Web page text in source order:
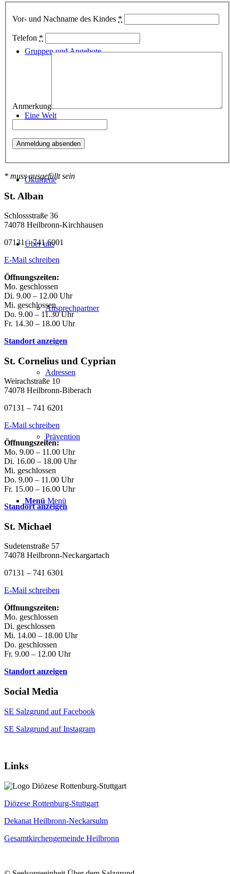
Gruppen und Angebote
Eine Welt
Ökumene
Über uns
Ansprechpartner
Adressen
Prävention
Menü Menü
Vor- und Nachname des Kindes *
Telefon *
Anmerkung
* muss ausgefüllt sein
St. Alban
Schlossstraße 36
74078 Heilbronn-Kirchhausen
07131 – 741 6001
E-Mail schreiben
Öffnungszeiten:
Mo. geschlossen
Di. 9.00 – 12.00 Uhr
Mi. geschlossen
Do. 9.00 – 11.30 Uhr
Fr. 14.30 – 18.00 Uhr
Standort anzeigen
St. Cornelius und Cyprian
Weirachstraße 10
74078 Heilbronn-Biberach
07131 – 741 6201
E-Mail schreiben
Öffnungszeiten:
Mo. 9.00 – 11.00 Uhr
Di. 16.00 – 18.00 Uhr
Mi. geschlossen
Do. 9.00 – 11.00 Uhr
Fr. 15.00 – 16.00 Uhr
Standort anzeigen
St. Michael
Sudetenstraße 57
74078 Heilbronn-Neckargartach
07131 – 741 6301
E-Mail schreiben
Öffnungszeiten:
Mo. geschlossen
Di. geschlossen
Mi. 14.00 – 18.00 Uhr
Do. geschlossen
Fr. 9.00 – 12.00 Uhr
Standort anzeigen
Social Media
SE Salzgrund auf Facebook
SE Salzgrund auf Instagram
Links
Diözese Rottenburg-Stuttgart
Dekanat Heilbronn-Neckarsulm
Gesamtkirchengemeinde Heilbronn